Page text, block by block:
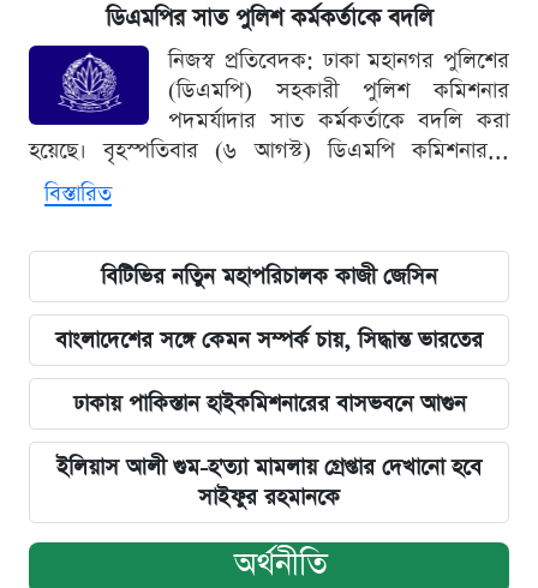
ডিএমপির সাত পুলিশ কর্মকর্তাকে বদলি
নিজস্ব প্রতিবেদক: ঢাকা মহানগর পুলিশের
(ডিএমপি) সহকারী পুলিশ কমিশনার
পদমর্যাদার সাত কর্মকর্তাকে বদলি করা
হয়েছে। বৃহস্পতিবার (৬ আগস্ট) ডিএমপি কমিশনার...
বিস্তারিত
বিটিভির নতিুন মহাপরিচালক কাজী জেসিন
বাংলাদেশের সঙ্গে কেমন সম্পর্ক চায়, সিদ্ধান্ত ভারতের
ঢাকায় পাকিস্তান হাইকমিশনারের বাসভবনে আগুন
ইলিয়াস আলী গুম-হ'ত্যা মামলায় গ্রেপ্তার দেখানো হবে
সাইফুর রহমানকে
অর্থনীতি